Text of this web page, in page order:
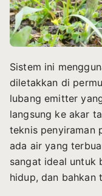
Sistem ini
diletakkan di
lubang emitter
langsung ke akar
teknis penyiraman
ada air yang
sangat ideal untuk
hidup, dan bahkan